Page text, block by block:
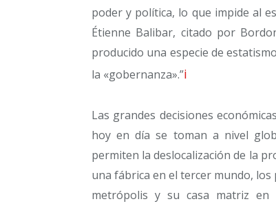
poder y política, lo que impide al
Étienne Balibar, citado por
producido una especie de
la «gobernanza».”i
Las grandes decisiones
hoy en día se toman a nivel
permiten la deslocalización de la
una fábrica en el tercer mundo,
metrópolis y su casa matriz en